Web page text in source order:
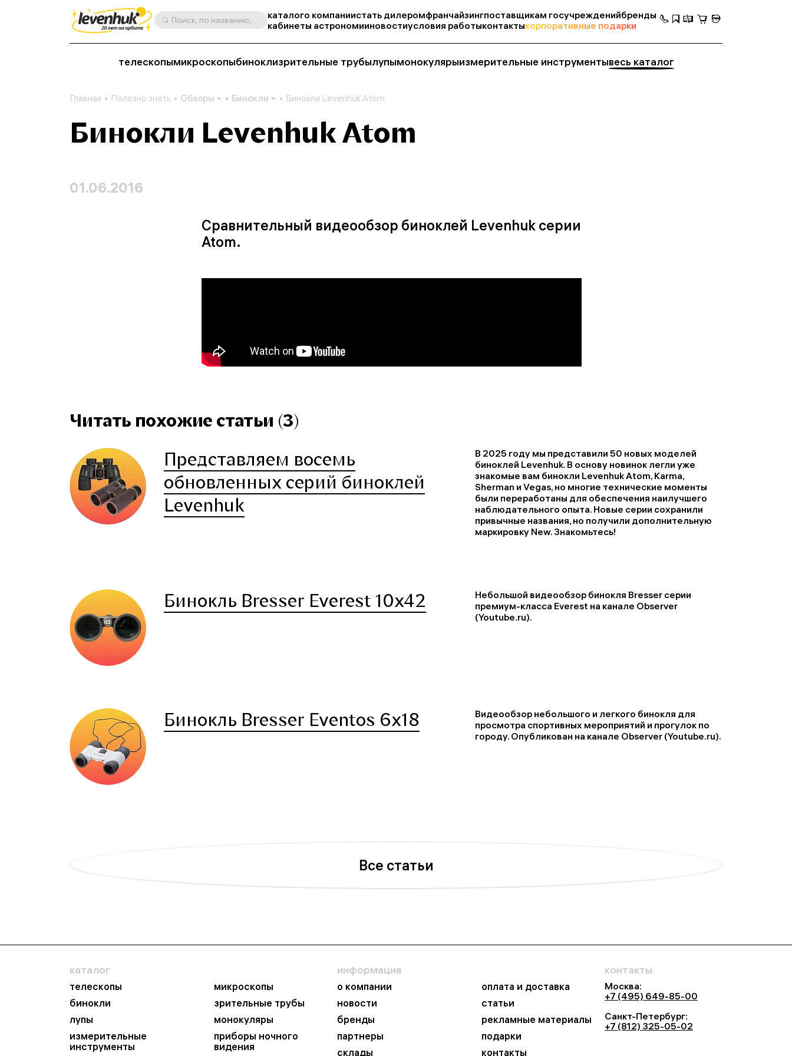
Поиск, по названию, артикулу, категории и др. каталого компаниистать дилеромфранчайзингпоставщикам госучрежденийбренды
кабинеты астрономииновостиусловия работыконтактыкорпоративные подарки
телескопымикроскопыбиноклизрительные трубылупымонокулярыизмерительные инструментывесь каталог
Главная Полезно знать Обзоры Бинокли Бинокли Levenhuk Atom
Бинокли Levenhuk Atom
01.06.2016
Сравнительный видеообзор биноклей Levenhuk серии
Atom.
Читать похожие статьи (3)
Представляем восемь
обновленных серий биноклей
Levenhuk
В 2025 году мы представили 50 новых моделей
биноклей Levenhuk. В основу новинок легли уже
знакомые вам бинокли Levenhuk Atom, Karma,
Sherman и Vegas, но многие технические моменты
были переработаны для обеспечения наилучшего
наблюдательного опыта. Новые серии сохранили
привычные названия, но получили дополнительную
маркировку New. Знакомьтесь!
Бинокль Bresser Everest 10x42
Небольшой видеообзор бинокля Bresser серии
премиум-класса Everest на канале Observer
(Youtube.ru).
Бинокль Bresser Eventos 6x18
Видеообзор небольшого и легкого бинокля для
просмотра спортивных мероприятий и прогулок по
городу. Опубликован на канале Observer (Youtube.ru).
Все статьи
каталог
телескопы
микроскопы
бинокли
зрительные трубы
лупы
монокуляры
измерительные
инструменты
приборы ночного
видения
информация
о компании
оплата и доставка
новости
статьи
бренды
рекламные материалы
партнеры
подарки
склады
контакты
контакты
Москва:
+7 (495) 649-85-00
Санкт-Петербург:
+7 (812) 325-05-02